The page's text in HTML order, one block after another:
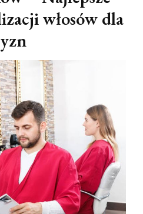
włosów dla